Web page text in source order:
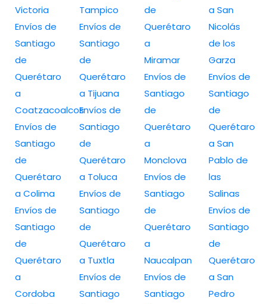
Victoria
Envíos de
Santiago
de
Querétaro
a
Coatzacoalcos
Envíos de
Santiago
de
Querétaro
a Colima
Envíos de
Santiago
de
Querétaro
a
Cordoba
Tampico
Envíos de
Santiago
de
Querétaro
a Tijuana
Envíos de
Santiago
de
Querétaro
a Toluca
Envíos de
Santiago
de
Querétaro
a Tuxtla
Envíos de
Santiago
de
Querétaro
a
Miramar
Envíos de
Santiago
de
Querétaro
a
Monclova
Envíos de
Santiago
de
Querétaro
a
Naucalpan
Envíos de
Santiago
a San
Nicolás
de los
Garza
Envíos de
Santiago
de
Querétaro
a San
Pablo de
las
Salinas
Envíos de
Santiago
de
Querétaro
a San
Pedro